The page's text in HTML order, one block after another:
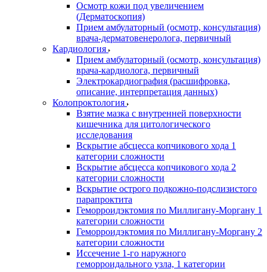
Осмотр кожи под увеличением
(Дерматоскопия)
Прием амбулаторный (осмотр, консультация)
врача-дерматовенеролога, первичный
Кардиология
Прием амбулаторный (осмотр, консультация)
врача-кардиолога, первичный
Электрокардиография (расшифровка,
описание, интерпретация данных)
Колопроктология
Взятие мазка с внутренней поверхности
кишечника для цитологического
исследования
Вскрытие абсцесса копчикового хода 1
категории сложности
Вскрытие абсцесса копчикового хода 2
категории сложности
Вскрытие острого подкожно-подслизистого
парапроктита
Геморроидэктомия по Миллигану-Моргану 1
категории сложности
Геморроидэктомия по Миллигану-Моргану 2
категории сложности
Иссечение 1-го наружного
геморроидального узла, 1 категории